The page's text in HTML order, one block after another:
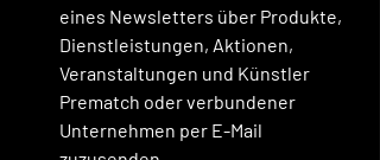
eines Newsletters über Produkte,
Dienstleistungen, Aktionen,
Veranstaltungen und Künstler
Prematch oder verbundener
Unternehmen per E-Mail